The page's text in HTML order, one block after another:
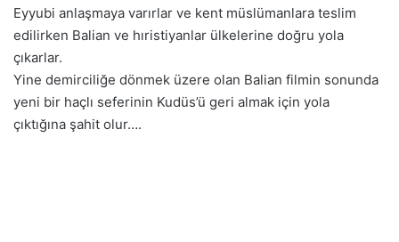
Eyyubi anlaşmaya varırlar ve kent müslümanlara teslim
edilirken Balian ve hıristiyanlar ülkelerine doğru yola
çıkarlar.
Yine demirciliğe dönmek üzere olan Balian filmin sonunda
yeni bir haçlı seferinin Kudüs’ü geri almak için yola
çıktığına şahit olur….